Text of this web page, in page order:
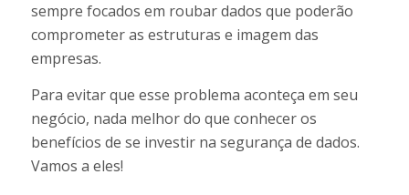
sempre focados em roubar dados que poderão
comprometer as estruturas e imagem das
empresas.
Para evitar que esse problema aconteça em seu
negócio, nada melhor do que conhecer os
benefícios de se investir na segurança de dados.
Vamos a eles!